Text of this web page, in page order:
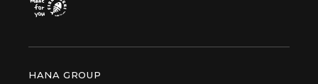
HANA GROUP